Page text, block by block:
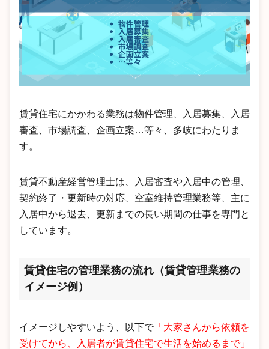
賃貸住宅にかかわる業務は物件管理、入居募集、入居
審査、市場調査、企画立案…等々、多岐にわたりま
す。
賃貸不動産経営管理士は、入居審査や入居中の管理、
契約終了・更新時の対応、空室維持管理業務等、主に
入居中から退去、更新までの長い期間の仕事を専門と
しています。
賃貸住宅の管理業務の流れ （賃貸管理業務の
イメージ例）
イメージしやすいよう、以下で「大家さんから依頼を
受けてから、入居者が賃貸住宅で生活を始めるまで」